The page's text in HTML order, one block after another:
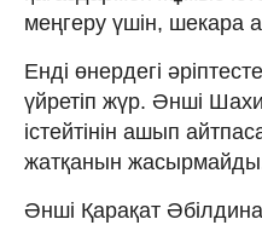
меңгеру үшін, шекара
Енді өнердегі
үйретіп жүр. Әнші
істейтінін ашып
жатқанын
Әнші Қарақат